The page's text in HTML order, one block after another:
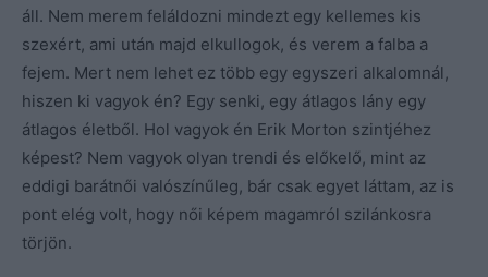
áll. Nem merem feláldozni mindezt egy kellemes kis
szexért, ami után majd elkullogok, és verem a falba a
fejem. Mert nem lehet ez több egy egyszeri alkalomnál,
hiszen ki vagyok én? Egy senki, egy átlagos lány egy
átlagos életből. Hol vagyok én Erik Morton szintjéhez
képest? Nem vagyok olyan trendi és előkelő, mint az
eddigi barátnői valószínűleg, bár csak egyet láttam, az is
pont elég volt, hogy női képem magamról szilánkosra
törjön.